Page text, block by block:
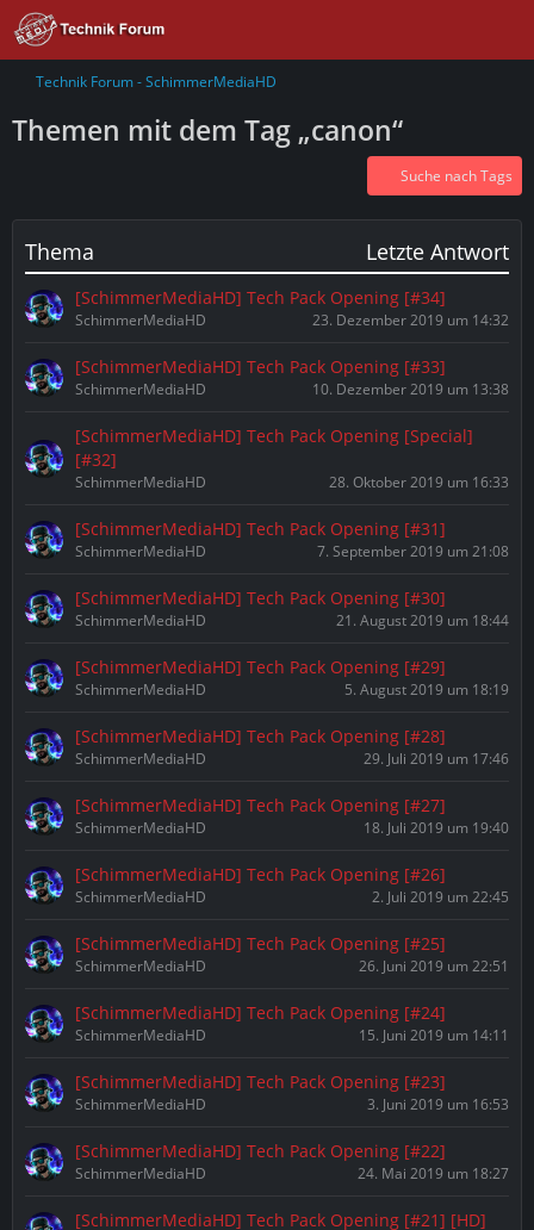
Technik Forum - SchimmerMediaHD
Themen mit dem Tag „canon“
Suche nach Tags
Thema Letzte Antwort
[SchimmerMediaHD] Tech Pack Opening [#34]
SchimmerMediaHD 23. Dezember 2019 um 14:32
[SchimmerMediaHD] Tech Pack Opening [#33]
SchimmerMediaHD 10. Dezember 2019 um 13:38
[SchimmerMediaHD] Tech Pack Opening [Special]
[#32]
SchimmerMediaHD 28. Oktober 2019 um 16:33
[SchimmerMediaHD] Tech Pack Opening [#31]
SchimmerMediaHD 7. September 2019 um 21:08
[SchimmerMediaHD] Tech Pack Opening [#30]
SchimmerMediaHD 21. August 2019 um 18:44
[SchimmerMediaHD] Tech Pack Opening [#29]
SchimmerMediaHD 5. August 2019 um 18:19
[SchimmerMediaHD] Tech Pack Opening [#28]
SchimmerMediaHD 29. Juli 2019 um 17:46
[SchimmerMediaHD] Tech Pack Opening [#27]
SchimmerMediaHD 18. Juli 2019 um 19:40
[SchimmerMediaHD] Tech Pack Opening [#26]
SchimmerMediaHD 2. Juli 2019 um 22:45
[SchimmerMediaHD] Tech Pack Opening [#25]
SchimmerMediaHD 26. Juni 2019 um 22:51
[SchimmerMediaHD] Tech Pack Opening [#24]
SchimmerMediaHD 15. Juni 2019 um 14:11
[SchimmerMediaHD] Tech Pack Opening [#23]
SchimmerMediaHD 3. Juni 2019 um 16:53
[SchimmerMediaHD] Tech Pack Opening [#22]
SchimmerMediaHD 24. Mai 2019 um 18:27
[SchimmerMediaHD] Tech Pack Opening [#21] [HD]